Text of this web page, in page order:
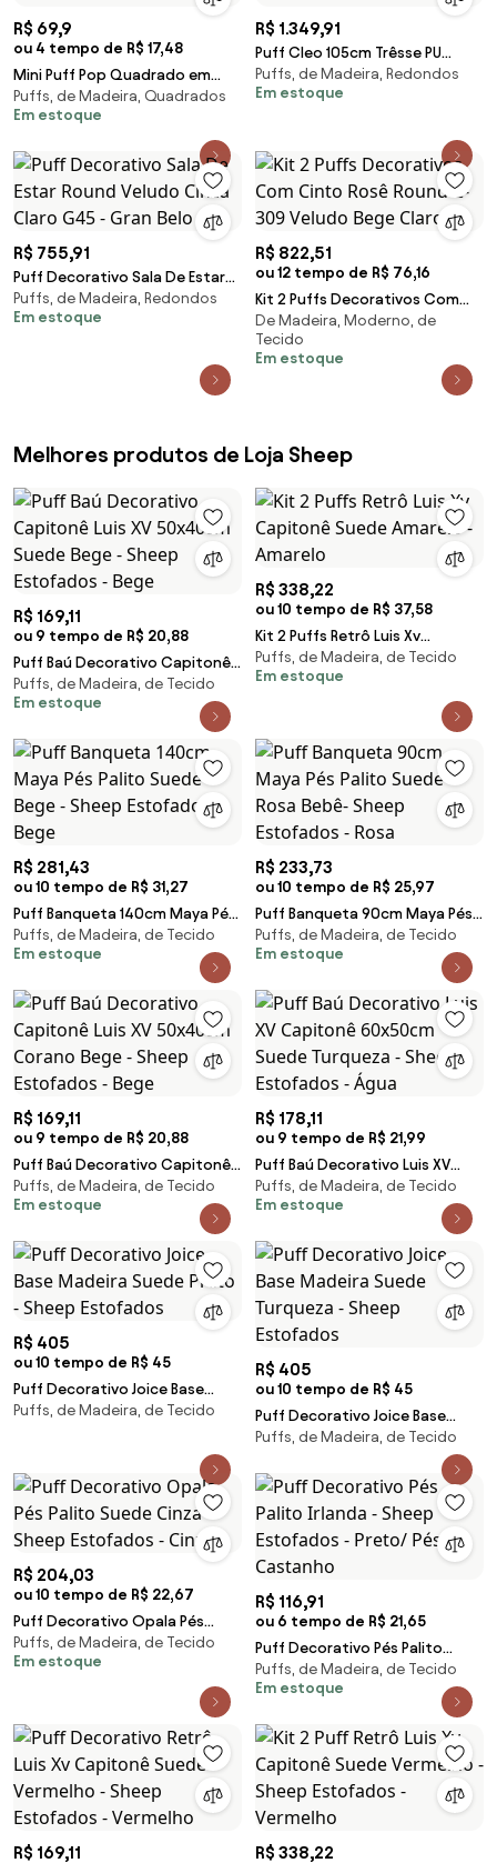
R$ 69,9
ou 4 tempo de R$ 17,48
Mini Puff Pop Quadrado em
Couro Sintético - Marfim
Puffs, de Madeira, Quadrados
Em estoque
R$ 1.349,91
Puff Cleo 105cm Trêsse PU
Sintético Bege Claro G15 - Gran
Belo
Puffs, de Madeira, Redondos
Em estoque
R$ 755,91
Puff Decorativo Sala De Estar
Round Veludo Cinza Claro G45
- Gran Belo
Puffs, de Madeira, Redondos
Em estoque
R$ 822,51
ou 12 tempo de R$ 76,16
Kit 2 Puffs Decorativos Com
Cinto Rosê Round C-309
Veludo Bege Claro -
De Madeira, Moderno, de
Tecido
Em estoque
Melhores produtos de Loja Sheep
R$ 169,11
ou 9 tempo de R$ 20,88
Puff Baú Decorativo Capitonê
Luis XV 50x40cm Suede Bege -
Sheep Estofados - Bege
Puffs, de Madeira, de Tecido
Em estoque
R$ 338,22
ou 10 tempo de R$ 37,58
Kit 2 Puffs Retrô Luis Xv
Capitonê Suede Amarelo -
Amarelo
Puffs, de Madeira, de Tecido
Em estoque
R$ 281,43
ou 10 tempo de R$ 31,27
Puff Banqueta 140cm Maya Pés
Palito Suede Bege - Sheep
Estofados - Bege
Puffs, de Madeira, de Tecido
Em estoque
R$ 233,73
ou 10 tempo de R$ 25,97
Puff Banqueta 90cm Maya Pés
Palito Suede Rosa Bebê- Sheep
Estofados - Rosa
Puffs, de Madeira, de Tecido
Em estoque
R$ 169,11
ou 9 tempo de R$ 20,88
Puff Baú Decorativo Capitonê
Luis XV 50x40cm Corano Bege -
Sheep Estofados - Bege
Puffs, de Madeira, de Tecido
Em estoque
R$ 178,11
ou 9 tempo de R$ 21,99
Puff Baú Decorativo Luis XV
Capitonê 60x50cm Suede
Turqueza - Sheep Estofados -
Puffs, de Madeira, de Tecido
Em estoque
R$ 405
ou 10 tempo de R$ 45
Puff Decorativo Joice Base
Madeira Suede Preto - Sheep
Puffs, de Madeira, de Tecido
R$ 405
ou 10 tempo de R$ 45
Puff Decorativo Joice Base
Madeira Suede Turqueza -
Puffs, de Madeira, de Tecido
R$ 204,03
ou 10 tempo de R$ 22,67
Puff Decorativo Opala Pés
Palito Suede Cinza - Sheep
Estofados - Cinza
Puffs, de Madeira, de Tecido
Em estoque
R$ 116,91
ou 6 tempo de R$ 21,65
Puff Decorativo Pés Palito
Irlanda - Sheep Estofados -
Preto/ Pés Castanho
Puffs, de Madeira, de Tecido
Em estoque
R$ 169,11 R$ 338,22